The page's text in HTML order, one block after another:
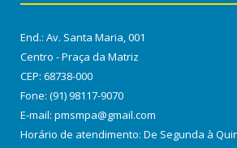
End.: Av. Santa Maria, 001
Centro - Praça da Matriz
CEP: 68738-000
Fone: (91) 98117-9070
E-mail: pmsmpa@gmail.com
Horário de atendimento: De Segunda à